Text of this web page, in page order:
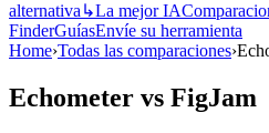
alternativa ↳La mejor IA
FinderGuíasEnvíe su herramienta
Home›Todas las comparaciones›
Echometer vs FigJam